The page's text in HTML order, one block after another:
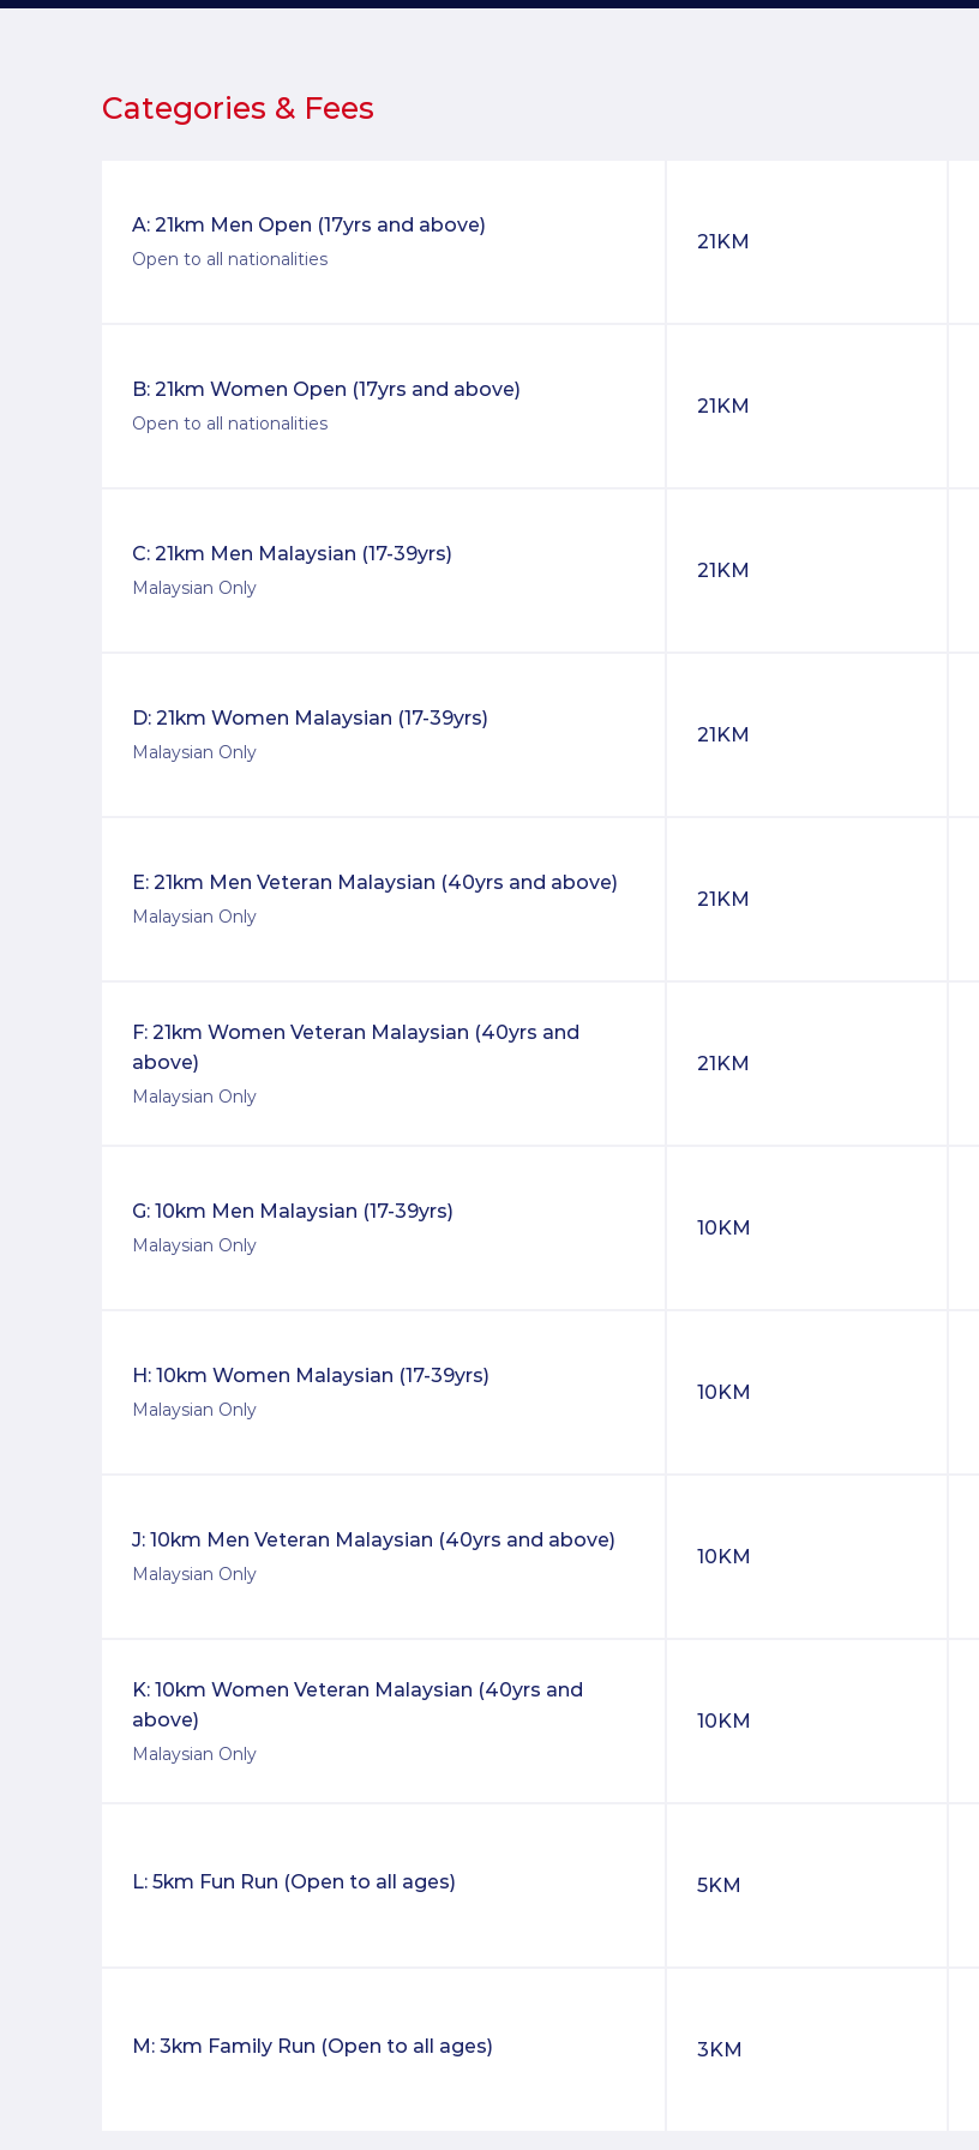
Categories & Fees
A: 21km Men Open (17yrs and above)
Open to all nationalities
21KM
B: 21km Women Open (17yrs and above)
Open to all nationalities
21KM
C: 21km Men Malaysian (17-39yrs)
Malaysian Only
21KM
D: 21km Women Malaysian (17-39yrs)
Malaysian Only
21KM
E: 21km Men Veteran Malaysian (40yrs and above)
Malaysian Only
21KM
F: 21km Women Veteran Malaysian (40yrs and
above)
Malaysian Only
21KM
G: 10km Men Malaysian (17-39yrs)
Malaysian Only
10KM
H: 10km Women Malaysian (17-39yrs)
Malaysian Only
10KM
J: 10km Men Veteran Malaysian (40yrs and above)
Malaysian Only
10KM
K: 10km Women Veteran Malaysian (40yrs and
above)
Malaysian Only
10KM
L: 5km Fun Run (Open to all ages) 5KM
M: 3km Family Run (Open to all ages) 3KM